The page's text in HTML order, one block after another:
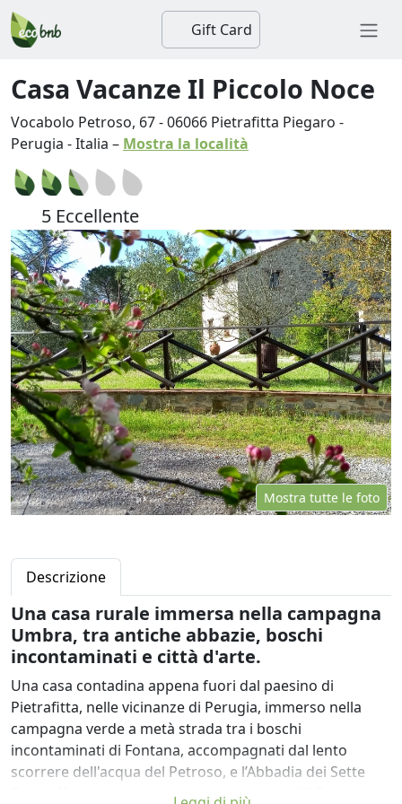
Gift Card
Casa Vacanze Il Piccolo Noce
Vocabolo Petroso, 67-06066 Pietrafitta Piegaro -
Perugia -Italia – Mostra la località
5 Eccellente
Mostra tutte le foto
Descrizione
Una casa rurale immersa nella campagna
Umbra, tra antiche abbazie, boschi
incontaminati e città d'arte.
Una casa contadina appena fuori dal paesino di
Pietrafitta, nelle vicinanze di Perugia, immerso nella
campagna verde a metà strada tra i boschi
incontaminati di Fontana, accompagnati dal lento
scorrere dell'acqua del Petroso, e l’Abbadia dei Sette
Frati, affascinante abbazia benedettina delll'XI secolo.